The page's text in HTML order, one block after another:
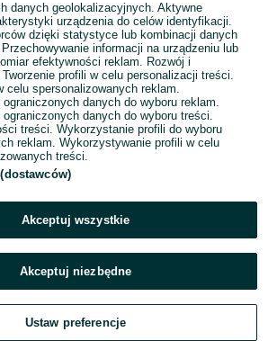
na stronę główną
danych geolokalizacyjnych. Aktywne
urządzenia do celów identyfikacji.
dzięki statystyce lub kombinacji danych
informacji na urządzeniu lub
efektywności reklam. Rozwój i
Tworzenie profili w celu personalizacji treści.
celu spersonalizowanych reklam.
danych do wyboru reklam.
danych do wyboru treści.
treści. Wykorzystanie profili do wyboru
reklam. Wykorzystywanie profili w celu
treści.
Akceptuj wszystkie
Akceptuj niezbędne
Ustaw preferencje